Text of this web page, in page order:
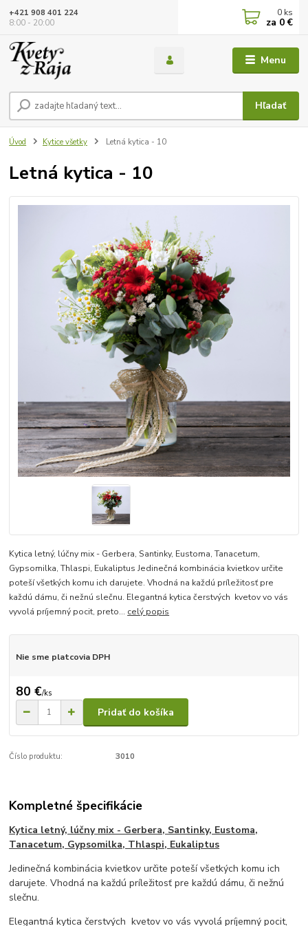
Menu
Hľadať
+421 908 401 224
8:00 - 20:00
0 ks
za 0 €
Úvod Kytice všetky Letná kytica - 10
Letná kytica - 10
Kytica letný, lúčny mix - Gerbera, Santinky, Eustoma, Tanacetum,
Gypsomilka, Thlaspi, Eukaliptus Jedinečná kombinácia kvietkov určite
poteší všetkých komu ich darujete. Vhodná na každú príležitosť pre
každú dámu, či nežnú slečnu. Elegantná kytica čerstvých kvetov vo vás
vyvolá príjemný pocit, preto... celý popis
Nie sme platcovia DPH
80 €/ks
Pridať do košíka
Číslo produktu: 3010
Kompletné špecifikácie
Kytica letný, lúčny mix - Gerbera, Santinky, Eustoma,
Tanacetum, Gypsomilka, Thlaspi, Eukaliptus
Jedinečná kombinácia kvietkov určite poteší všetkých komu ich
darujete. Vhodná na každú príležitosť pre každú dámu, či nežnú
slečnu.
Elegantná kytica čerstvých kvetov vo vás vyvolá príjemný pocit,